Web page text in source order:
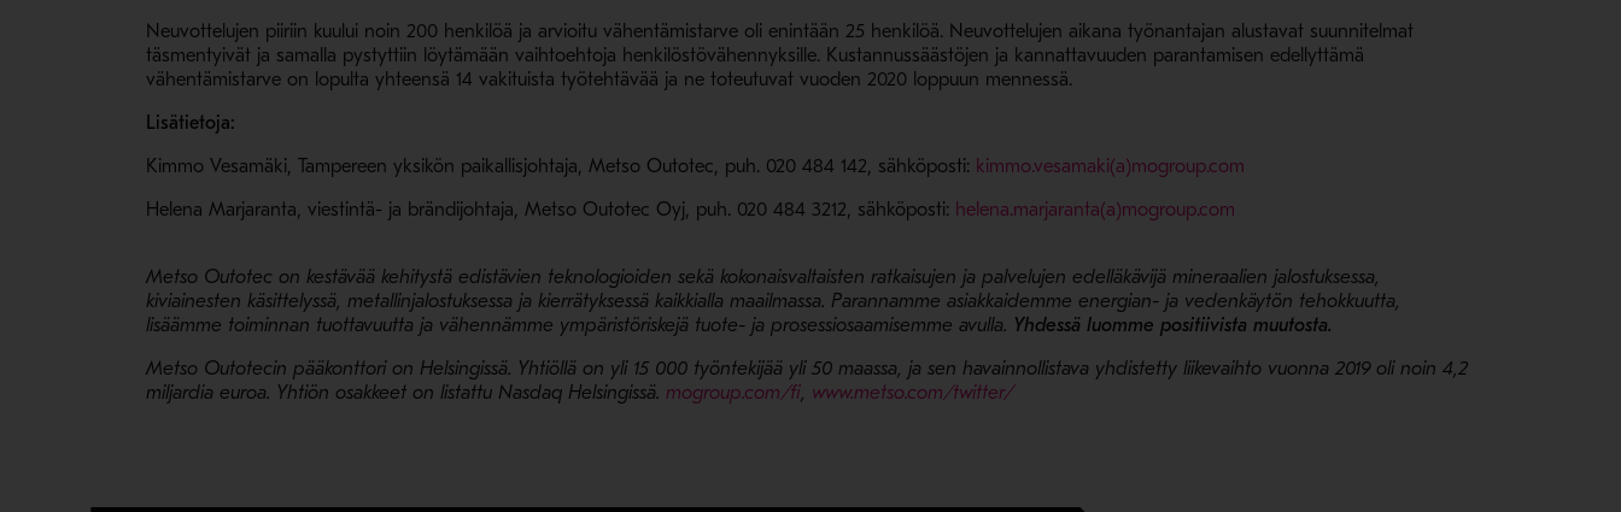
Neuvottelujen piiriin kuului noin 200 henkilöä ja arvioitu vähentämistarve oli enintään 25 henkilöä. Neuvottelujen aikana työnantajan alustavat suunnitelmat
täsmentyivät ja samalla pystyttiin löytämään vaihtoehtoja henkilöstövähennyksille. Kustannussäästöjen ja kannattavuuden parantamisen edellyttämä
vähentämistarve on lopulta yhteensä 14 vakituista työtehtävää ja ne toteutuvat vuoden 2020 loppuun mennessä.
Lisätietoja:
Kimmo Vesamäki, Tampereen yksikön paikallisjohtaja, Metso Outotec, puh. 020 484 142, sähköposti: kimmo.vesamaki(a)mogroup.com
Helena Marjaranta, viestintä- ja brändijohtaja, Metso Outotec Oyj, puh. 020 484 3212, sähköposti: helena.marjaranta(a)mogroup.com
Metso Outotec on kestävää kehitystä edistävien teknologioiden sekä kokonaisvaltaisten ratkaisujen ja palvelujen edelläkävijä mineraalien jalostuksessa,
kiviainesten käsittelyssä, metallinjalostuksessa ja kierrätyksessä kaikkialla maailmassa. Parannamme asiakkaidemme energian- ja vedenkäytön tehokkuutta,
lisäämme toiminnan tuottavuutta ja vähennämme ympäristöriskejä tuote- ja prosessiosaamisemme avulla. Yhdessä luomme positiivista muutosta.
Metso Outotecin pääkonttori on Helsingissä. Yhtiöllä on yli 15 000 työntekijää yli 50 maassa, ja sen havainnollistava yhdistetty liikevaihto vuonna 2019 oli noin 4,2
miljardia euroa. Yhtiön osakkeet on listattu Nasdaq Helsingissä.mogroup.com/fi, www.metso.com/twitter/